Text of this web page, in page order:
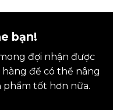
bạn!
đợi nhận được
để có thể nâng
phẩm tốt hơn nữa.